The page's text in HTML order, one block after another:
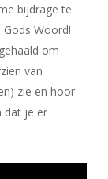
bijdrage te
Woord!
om
van
zie en hoor
dat je er